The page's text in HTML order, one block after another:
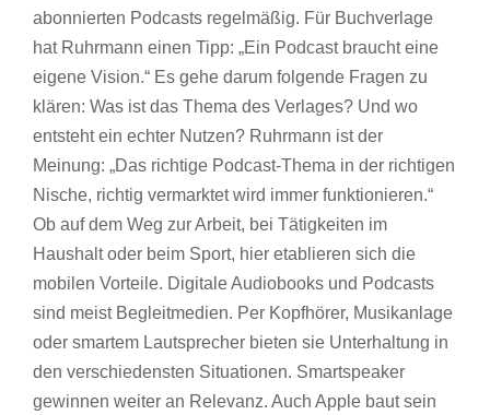
abonnierten Podcasts regelmäßig. Für Buchverlage
hat Ruhrmann einen Tipp: „Ein Podcast braucht eine
eigene Vision.“ Es gehe darum folgende Fragen zu
klären: Was ist das Thema des Verlages? Und wo
entsteht ein echter Nutzen? Ruhrmann ist der
Meinung: „Das richtige Podcast-Thema in der richtigen
Nische, richtig vermarktet wird immer funktionieren.“
Ob auf dem Weg zur Arbeit, bei Tätigkeiten im
Haushalt oder beim Sport, hier etablieren sich die
mobilen Vorteile. Digitale Audiobooks und Podcasts
sind meist Begleitmedien. Per Kopfhörer, Musikanlage
oder smartem Lautsprecher bieten sie Unterhaltung in
den verschiedensten Situationen. Smartspeaker
gewinnen weiter an Relevanz. Auch Apple baut sein